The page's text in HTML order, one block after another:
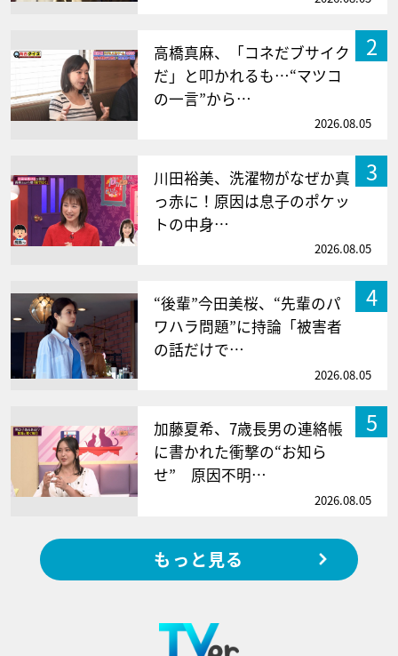
2
高橋真麻、「コネだブサイク
だ」と叩かれるも…“マツコ
の一言”から…
2026.08.05
3
川田裕美、洗濯物がなぜか真
っ赤に！原因は息子のポケッ
トの中身…
2026.08.05
4
“後輩”今田美桜、“先輩のパ
ワハラ問題”に持論「被害者
の話だけで…
2026.08.05
5
加藤夏希、7歳長男の連絡帳
に書かれた衝撃の“お知ら
せ” 原因不明…
2026.08.05
もっと見る